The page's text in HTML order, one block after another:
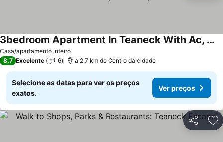
Casa/apartamento inteiro
3bedroom Apartment In Teaneck With Ac, Wifi, 1 Minute Walk To Nyc Bus Stop.
Ver preços
8,7 Excelente 6 a 2.7 km de Centro da cidade
Selecione as datas para ver os preços
exatos.
Ver preços
Partilhar